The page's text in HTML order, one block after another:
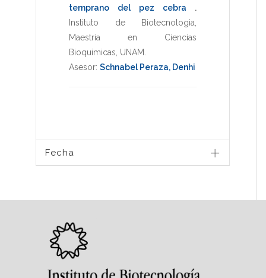
temprano del pez cebra .
Instituto de Biotecnologia
Maestria en Ciencias
Bioquimicas UNAM
Asesor: Schnabel Peraza, Denhi
Fecha